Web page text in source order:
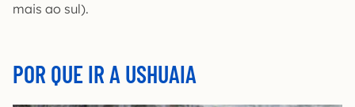
mais ao sul).
POR QUE IR A USHUAIA